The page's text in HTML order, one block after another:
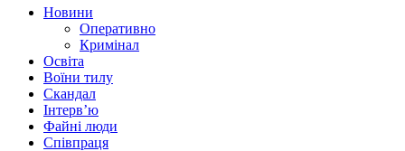
Новини
Оперативно
Кримінал
Освіта
Воїни тилу
Скандал
Інтерв’ю
Файні люди
Співпраця